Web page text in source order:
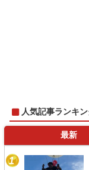
人気記事ランキ
最新
1